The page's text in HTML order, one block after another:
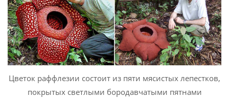
Цветок раффлезии состоит из пяти мясистых лепестков,
покрытых светлыми бородавчатыми пятнами